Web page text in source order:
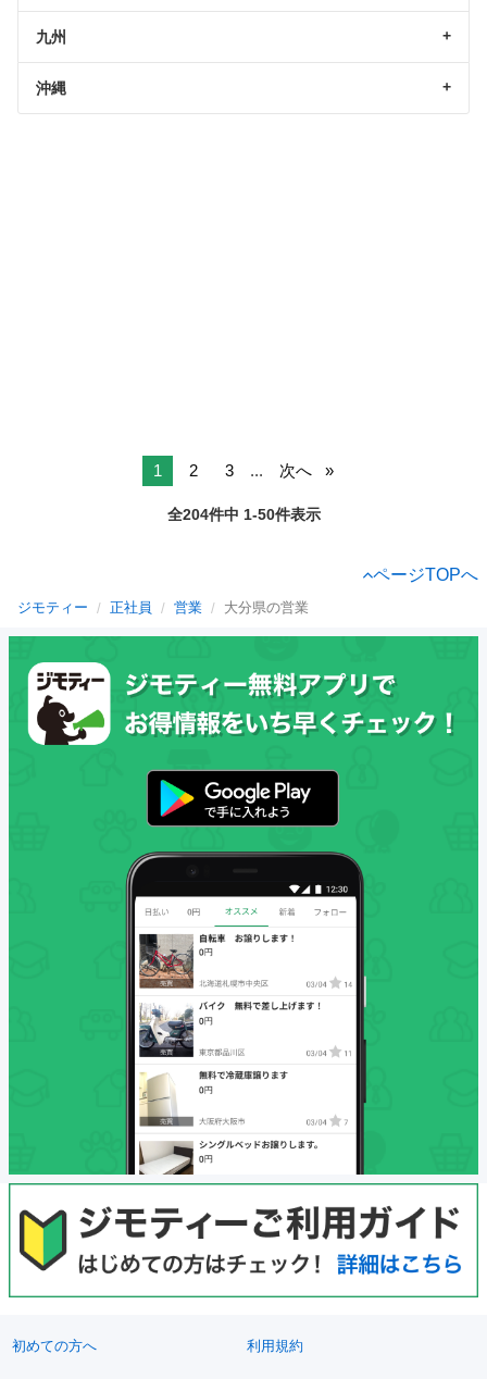
九州
沖縄
1 2 3 ... 次へ
全204件中 1-50件表示
ページTOPへ
ジモティー 正社員 営業 大分県の営業
初めての方へ 利用規約